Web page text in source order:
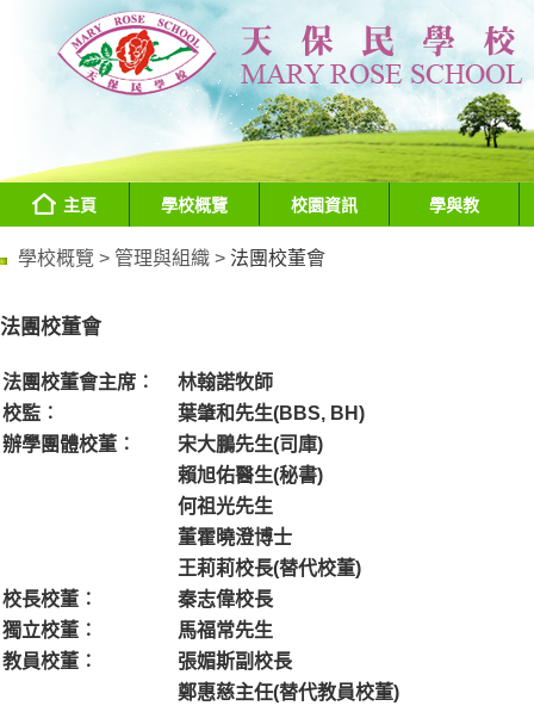
主頁 學校概覽 校園資訊 學與教
學校概覽 > 管理與組織 > 法團校董會
法團校董會
法團校董會主席︰
林翰諾牧師
校監︰
葉肇和先生(BBS, BH)
辦學團體校董︰
宋大鵬先生(司庫)
賴旭佑醫生(秘書)
何祖光先生
董霍曉澄博士
王莉莉校長(替代校董)
校長校董︰
秦志偉校長
獨立校董︰
馬福常先生
教員校董︰
張媚斯副校長
鄭惠慈主任(替代教員校董)